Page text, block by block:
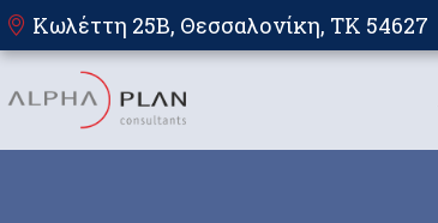
Κωλέττη 25Β, Θεσσαλονίκη, TK 54627